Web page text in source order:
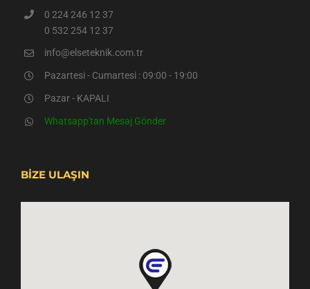
0 224 246 12 37
0 532 254 12 37
info@elseteknik.com.tr
Pazartesi - Cumartesi : 09:00 - 19:00
Pazar - KAPALI
Whatsapp'tan Mesaj Gönder
BİZE ULAŞIN